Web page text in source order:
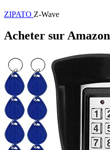
ZIPATO Z-Wave
Acheter sur Amazon